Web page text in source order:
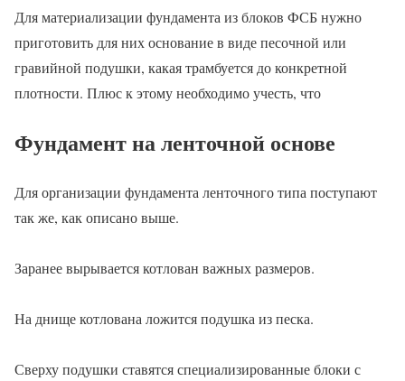
Для материализации фундамента из блоков ФСБ нужно
приготовить для них основание в виде песочной или
гравийной подушки, какая трамбуется до конкретной
плотности. Плюс к этому необходимо учесть, что
Фундамент на ленточной основе
Для организации фундамента ленточного типа поступают
так же, как описано выше.
Заранее вырывается котлован важных размеров.
На днище котлована ложится подушка из песка.
Сверху подушки ставятся специализированные блоки с